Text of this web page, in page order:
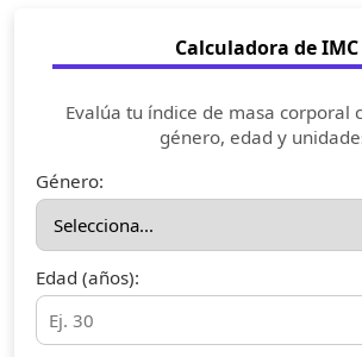
Calculadora de IMC
Evalúa tu índice de masa corporal
género, edad y
Género:
Edad (años):